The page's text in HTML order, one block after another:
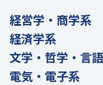
経営学・商学系
経済学系
文学・哲学・言
電気・電子系